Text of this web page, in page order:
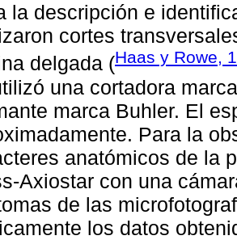
la descripción e
cortes
delgada (Haas y Rowe,
una cortadora
marca Buhler. El
Para la
anatómicos de la
Axiostar con una
de las
los datos